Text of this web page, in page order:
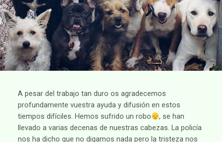
A pesar del trabajo tan duro os agradecemos
profundamente vuestra ayuda y difusión en estos
tiempos difíciles. Hemos sufrido un robo
, se han
llevado a varias decenas de nuestras cabezas. La policía
nos ha dicho que no digamos nada pero la tristeza nos